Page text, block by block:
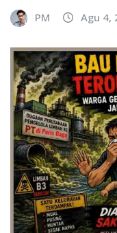
PM Agu 4,